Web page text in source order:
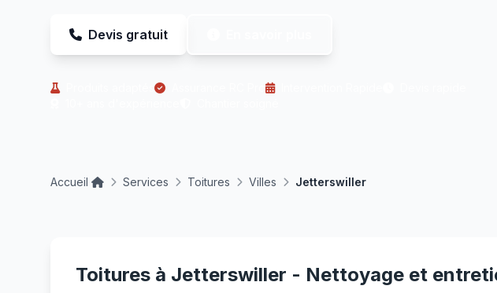
Devis gratuit
Accueil Services Toitures Villes Jetterswiller
Toitures à Jetterswiller - Nettoyage et